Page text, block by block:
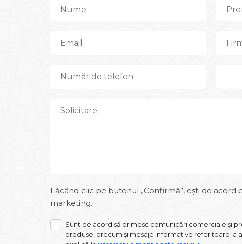
Făcând clic pe butonul „Confirmă”, ești de
marketing.
Sunt de acord să primesc comunicări comerciale și
produse, precum și mesaje informative referitoare la